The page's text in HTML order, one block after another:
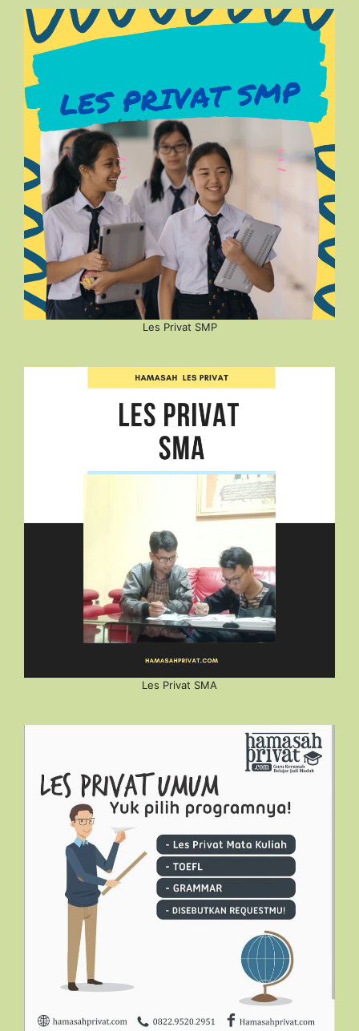
Les Privat SMP
Les Privat SMA